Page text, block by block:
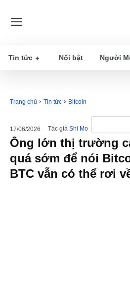
Tin tức Nổi bật Người
Trang chủ Tin tức Bitcoin
17/06/2026 Tác giả Shi Mo
Ông lớn thị trường
quá sớm để nói
BTC vẫn có thể rơi